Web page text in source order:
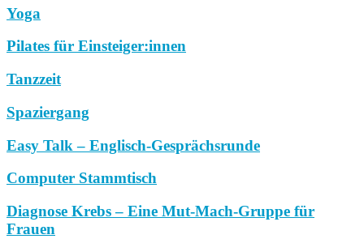
Yoga
Pilates für Einsteiger:innen
Tanzzeit
Spaziergang
Easy Talk – Englisch-Gesprächsrunde
Computer Stammtisch
Diagnose Krebs – Eine Mut-Mach-Gruppe für
Frauen